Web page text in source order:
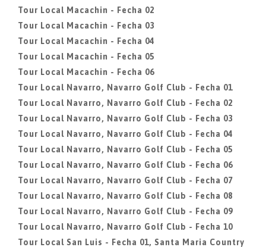
Tour Local Macachin - Fecha 02
Tour Local Macachin - Fecha 03
Tour Local Macachin - Fecha 04
Tour Local Macachin - Fecha 05
Tour Local Macachin - Fecha 06
Tour Local Navarro, Navarro Golf Club - Fecha 01
Tour Local Navarro, Navarro Golf Club - Fecha 02
Tour Local Navarro, Navarro Golf Club - Fecha 03
Tour Local Navarro, Navarro Golf Club - Fecha 04
Tour Local Navarro, Navarro Golf Club - Fecha 05
Tour Local Navarro, Navarro Golf Club - Fecha 06
Tour Local Navarro, Navarro Golf Club - Fecha 07
Tour Local Navarro, Navarro Golf Club - Fecha 08
Tour Local Navarro, Navarro Golf Club - Fecha 09
Tour Local Navarro, Navarro Golf Club - Fecha 10
Tour Local San Luis - Fecha 01, Santa Maria Country